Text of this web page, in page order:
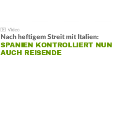
Nach heftigem Streit mit Italien:
SPANIEN KONTROLLIERT NUN
AUCH REISENDE